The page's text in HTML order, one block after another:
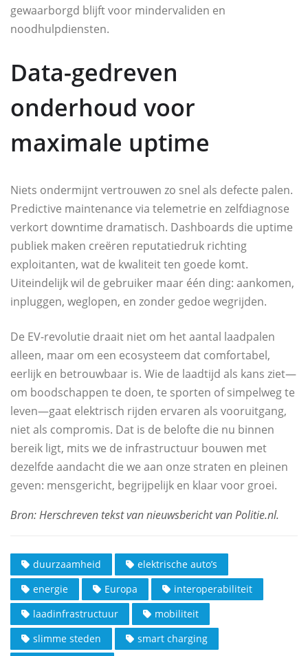
gewaarborgd blijft voor mindervaliden en
noodhulpdiensten.
Data-gedreven
onderhoud voor
maximale uptime
Niets ondermijnt vertrouwen zo snel als defecte palen.
Predictive maintenance via telemetrie en zelfdiagnose
verkort downtime dramatisch. Dashboards die uptime
publiek maken creëren reputatiedruk richting
exploitanten, wat de kwaliteit ten goede komt.
Uiteindelijk wil de gebruiker maar één ding: aankomen,
inpluggen, weglopen, en zonder gedoe wegrijden.
De EV-revolutie draait niet om het aantal laadpalen
alleen, maar om een ecosysteem dat comfortabel,
eerlijk en betrouwbaar is. Wie de laadtijd als kans ziet—
om boodschappen te doen, te sporten of simpelweg te
leven—gaat elektrisch rijden ervaren als vooruitgang,
niet als compromis. Dat is de belofte die nu binnen
bereik ligt, mits we de infrastructuur bouwen met
dezelfde aandacht die we aan onze straten en pleinen
geven: mensgericht, begrijpelijk en klaar voor groei.
duurzaamheid
elektrische auto’s
energie
Europa
interoperabiliteit
laadinfrastructuur
mobiliteit
slimme steden
smart charging